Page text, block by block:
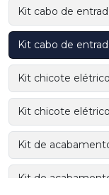
Kit cabo de
Kit cabo de
Kit chicote elétrico
Kit chicote
Kit de
Kit de